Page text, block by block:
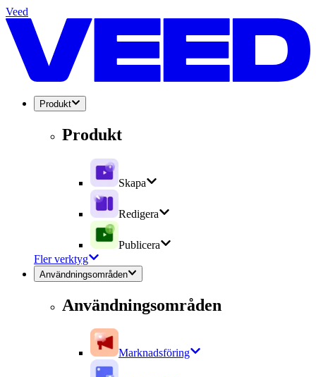
Veed
Produkt
Produkt
Skapa
Redigera
Publicera
Fler verktyg
Användningsområden
Användningsområden
Marknadsföring